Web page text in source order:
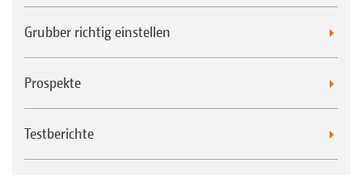
Grubber richtig einstellen
Prospekte
Testberichte